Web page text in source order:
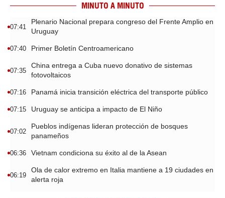
MINUTO A MINUTO
07:41
Plenario Nacional prepara congreso del Frente Amplio en
Uruguay
07:40 Primer Boletín Centroamericano
07:35
China entrega a Cuba nuevo donativo de sistemas
fotovoltaicos
07:16 Panamá inicia transición eléctrica del transporte público
07:15 Uruguay se anticipa a impacto de El Niño
07:02
Pueblos indígenas lideran protección de bosques
panameños
06:36 Vietnam condiciona su éxito al de la Asean
06:19
Ola de calor extremo en Italia mantiene a 19 ciudades en
alerta roja